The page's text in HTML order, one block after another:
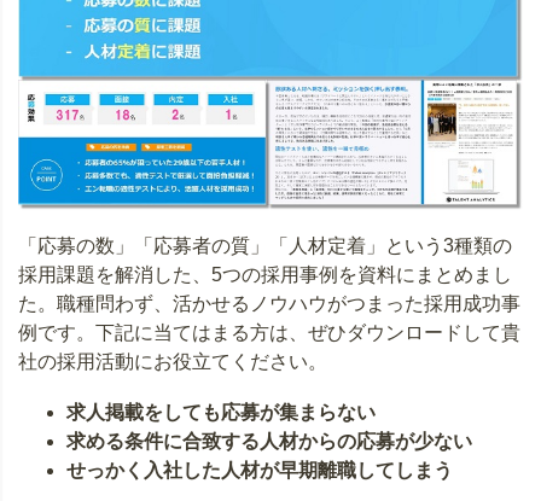
「応募の数」「応募者の質」「人材定着」という3種類の
採用課題を解消した、5つの採用事例を資料にまとめまし
た。職種問わず、活かせるノウハウがつまった採用成功事
例です。下記に当てはまる方は、ぜひダウンロードして貴
社の採用活動にお役立てください。
求人掲載をしても応募が集まらない
求める条件に合致する人材からの応募が少ない
せっかく入社した人材が早期離職してしまう